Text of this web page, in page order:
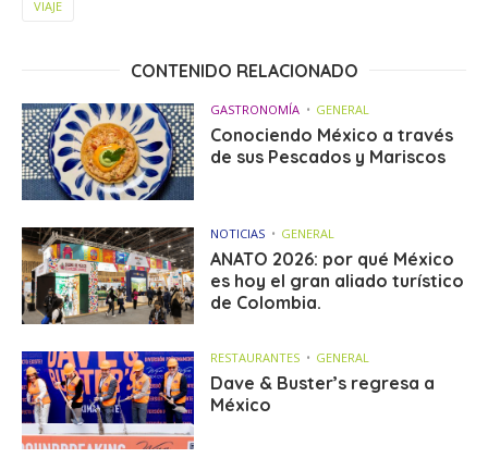
VIAJE
CONTENIDO RELACIONADO
GASTRONOMÍA GENERAL
Conociendo México a través
de sus Pescados y Mariscos
NOTICIAS GENERAL
ANATO 2026: por qué México
es hoy el gran aliado turístico
de Colombia.
RESTAURANTES GENERAL
Dave & Buster’s regresa a
México